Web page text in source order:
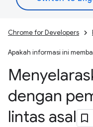
Chrome for Developers
Apakah informasi ini
dengan
lintas asal